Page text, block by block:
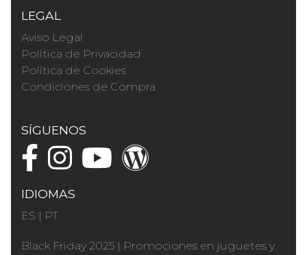
LEGAL
Aviso Legal
Política de Privacidad
Política de Cookies
Condiciones de Compra
SÍGUENOS
IDIOMAS
ES | PT
Black Friday 2025 | Promociones en juguetes y